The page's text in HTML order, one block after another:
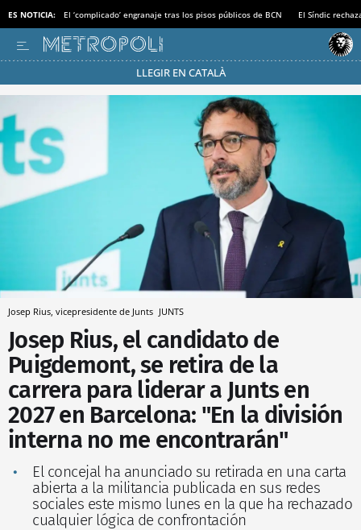
ES NOTICIA: El ‘complicado’ engranaje tras los pisos públicos de BCN El Síndic
LLEGIR EN CATALÀ
Pásate al MODO AHORRO
Josep Rius, vicepresidente de Junts JUNTS
Josep Rius, el candidato de
Puigdemont, se retira de la
carrera para liderar a Junts en
2027 en Barcelona: "En la división
interna no me encontrarán"
El concejal ha anunciado su retirada en una carta
abierta a la militancia publicada en sus redes
sociales este mismo lunes en la que ha rechazado
cualquier lógica de confrontación